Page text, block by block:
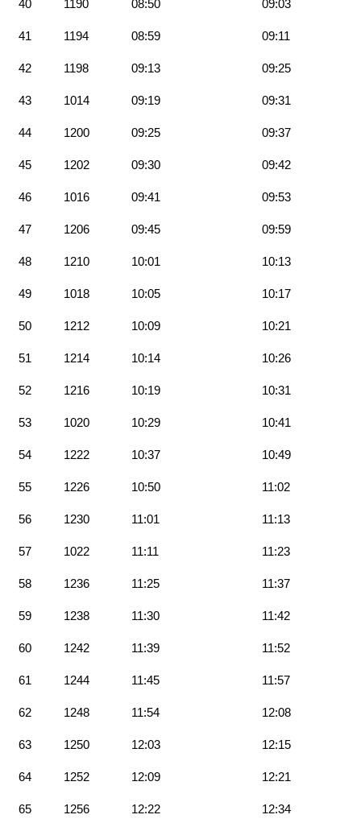
40 1190 08:50 09:03
41 1194 08:59 09:11
42 1198 09:13 09:25
43 1014 09:19 09:31
44 1200 09:25 09:37
45 1202 09:30 09:42
46 1016 09:41 09:53
47 1206 09:45 09:59
48 1210 10:01 10:13
49 1018 10:05 10:17
50 1212 10:09 10:21
51 1214 10:14 10:26
52 1216 10:19 10:31
53 1020 10:29 10:41
54 1222 10:37 10:49
55 1226 10:50 11:02
56 1230 11:01 11:13
57 1022 11:11 11:23
58 1236 11:25 11:37
59 1238 11:30 11:42
60 1242 11:39 11:52
61 1244 11:45 11:57
62 1248 11:54 12:08
63 1250 12:03 12:15
64 1252 12:09 12:21
65 1256 12:22 12:34